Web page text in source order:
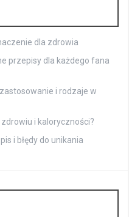
dla zdrowia
przepisy dla każdego fana
i rodzaje w
i kaloryczności?
i błędy do unikania